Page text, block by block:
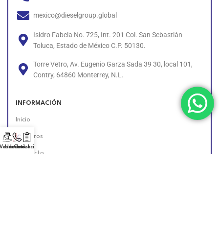
mexico@dieselgroup.global
Isidro Fabela No. 725, Int. 201 Col. San Sebastián
Toluca, Estado de México C.P. 50130.
Torre Vetro, Av. Eugenio Garza Sada 39 30, local 101,
Contry, 64860 Monterrey, N.L.
INFORMACIÓN
Inicio
Nosotros
Contacto
Llámanos!
Cotización